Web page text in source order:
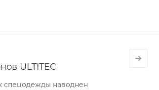
ULTITEC
спецодежды наводнен